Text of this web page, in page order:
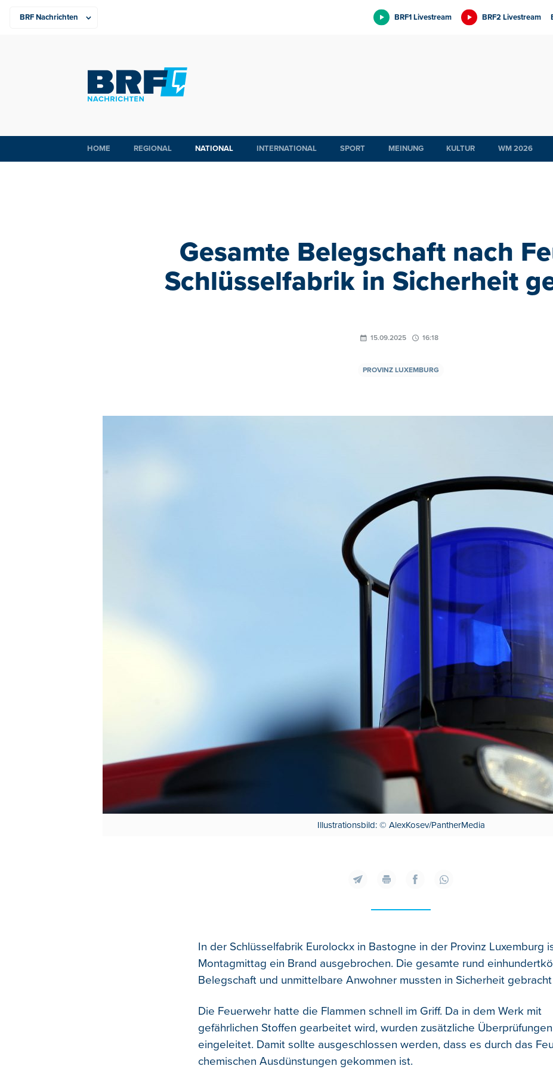
BRF1 Livestream BRF2 Livestream
HOME REGIONAL NATIONAL INTERNATIONAL SPORT MEINUNG KULTUR WM 2026
Gesamte Belegschaft nach
Schlüsselfabrik in Sicherheit
15.09.2025 16:18
PROVINZ LUXEMBURG
Illustrationsbild: © AlexKosev/PantherMedia
In der Schlüsselfabrik Eurolockx in Bastogne in der Provinz Luxemburg
Montagmittag ein Brand ausgebrochen. Die gesamte rund
Belegschaft und unmittelbare Anwohner mussten in Sicherheit
Die Feuerwehr hatte die Flammen schnell im Griff. Da in dem Werk mit
gefährlichen Stoffen gearbeitet wird, wurden zusätzliche Überprüfungen
eingeleitet. Damit sollte ausgeschlossen werden, dass es durch das
chemischen Ausdünstungen gekommen ist.